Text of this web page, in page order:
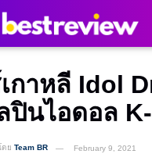
กาหลี Idol
ปินไอดอล
โดย Team BR February 9, 2021